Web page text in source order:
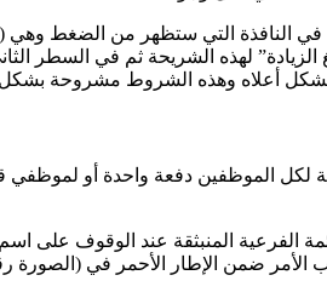
لهذه الشريحة ثم في السطر
لكل الموظفين دفعة واحدة أو
الفرعية المنبثقة عند الوقوف